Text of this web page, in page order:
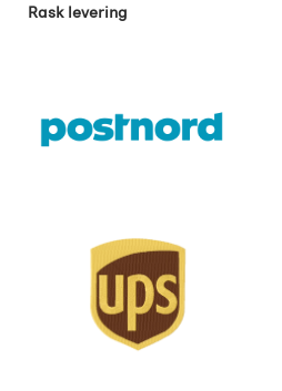
Rask levering